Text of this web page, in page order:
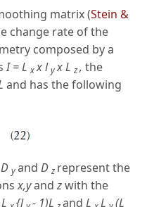
matrix (Stein &
change rate of the
composed by a
I = L xx l yx L z, the
and has the following
yand D z represent the
x,yandzwith the
{l - 1)L and L L (L